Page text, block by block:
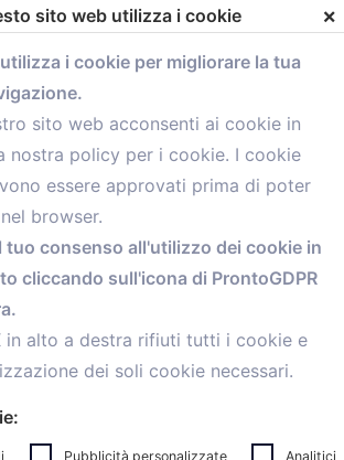
aziende
L. 124/2017
sito web utilizza i cookie ×
i cookie per migliorare la tua
sito web acconsenti ai cookie in
nostra policy per i cookie. I cookie
essere approvati prima di poter
browser.
tuo consenso all'utilizzo dei cookie in
cliccando sull'icona di ProntoGDPR
in alto a destra rifiuti tutti i cookie e
dei soli cookie necessari.
Pubblicità personalizzate Analitici